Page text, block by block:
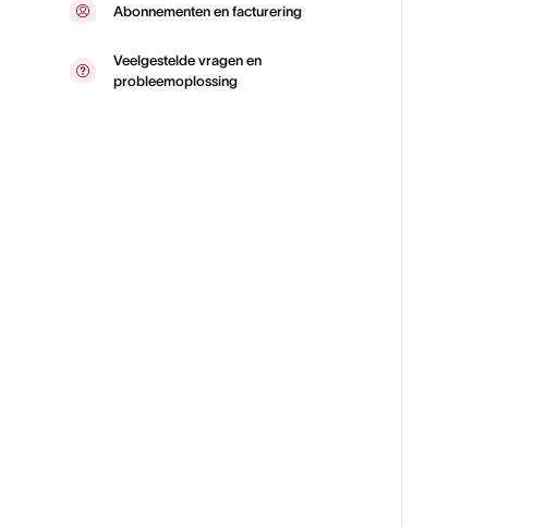
Abonnementen en facturering
Veelgestelde vragen en
probleemoplossing